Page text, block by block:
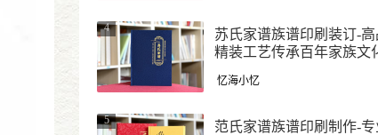
4
苏氏家谱族谱印刷装订-
精装工艺传承百年家族文
忆海小忆
5
范氏家谱族谱印刷制作-